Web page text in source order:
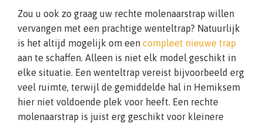
Zou u ook zo graag uw rechte molenaarstrap willen
vervangen met een prachtige wenteltrap? Natuurlijk
is het altijd mogelijk om een compleet nieuwe trap
aan te schaffen. Alleen is niet elk model geschikt in
elke situatie. Een wenteltrap vereist bijvoorbeeld erg
veel ruimte, terwijl de gemiddelde hal in Hemiksem
hier niet voldoende plek voor heeft. Een rechte
molenaarstrap is juist erg geschikt voor kleinere